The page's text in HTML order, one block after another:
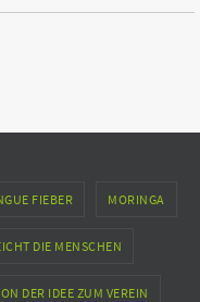
FIEBER MORINGA
DIE MENSCHEN
DER IDEE ZUM VEREIN